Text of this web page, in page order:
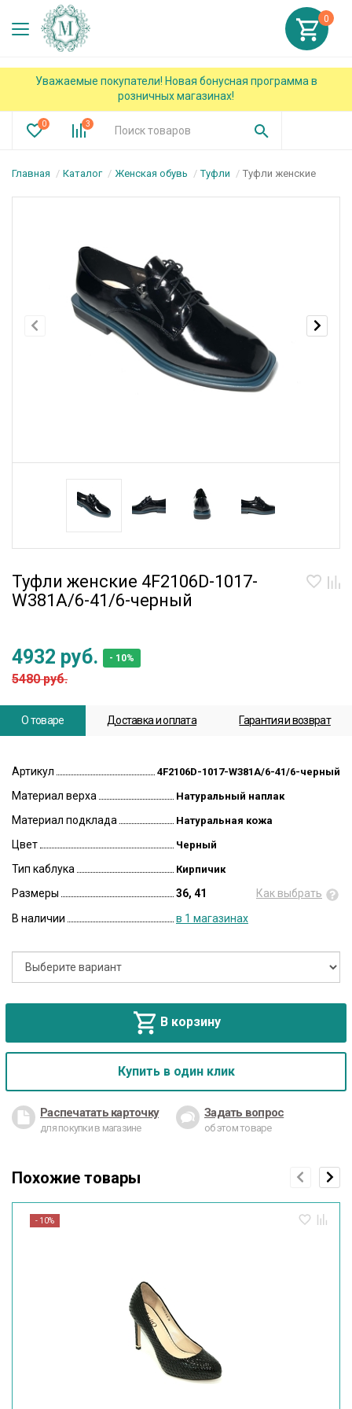
Уважаемые покупатели! Новая бонусная программа в
розничных магазинах!
0 3
0
Главная Каталог Женская обувь Туфли Туфли женские
Туфли женские 4F2106D-1017-
W381A/6-41/6-черный
4932 руб. - 10%
5480 руб.
О товаре Доставка и оплата Гарантия и возврат
Артикул 4F2106D-1017-W381A/6-41/6-черный
Материал верха Натуральный наплак
Материал подклада Натуральная кожа
Цвет Черный
Тип каблука Кирпичик
Размеры 36, 41
Как выбрать
В наличии
в 1 магазинах
В корзину
Купить в один клик
Распечатать карточку
для покупки в магазине
Задать вопрос
об этом товаре
Похожие товары
- 10%